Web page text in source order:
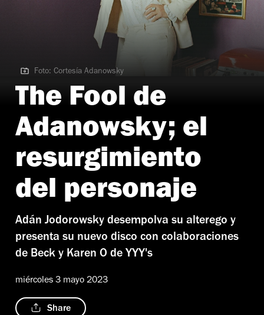
Foto: Cortesía Adanowsky
Foto: Cortesía Adanowsky
The Fool de
Adanowsky; el
resurgimiento
del personaje
Adán Jodorowsky desempolva su alterego y
presenta su nuevo disco con colaboraciones
de Beck y Karen O de YYY's
miércoles 3 mayo 2023
Share